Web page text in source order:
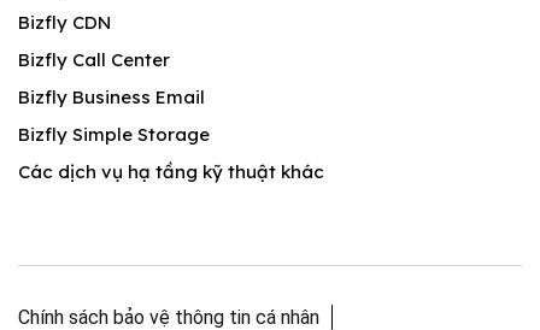
Bizfly CDN
Bizfly Call Center
Bizfly Business Email
Bizfly Simple Storage
Các dịch vụ hạ tầng kỹ thuật khác
Chính sách bảo vệ thông tin cá nhân